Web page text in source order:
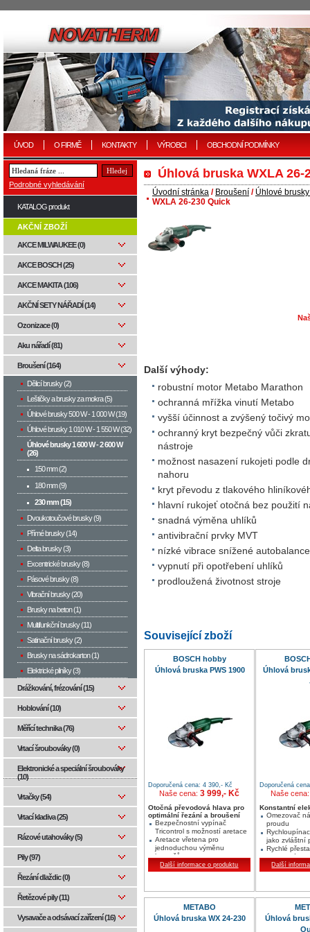
ÚVOD O FIRMĚ KONTAKTY VÝROBCI OBCHODNÍ PODMÍNKY
Úhlová bruska WXLA 26-
Úvodní stránka / Broušení / Úhlové
WXLA 26-230 Quick
Další výhody:
robustní motor Metabo Marathon
ochranná mřížka vinutí Metabo
vyšší účinnost a zvýšený točivý
ochranný kryt bezpečný vůči
nástroje
možnost nasazení rukojeti podle
nahoru
kryt převodu z tlakového
hlavní rukojeť otočná bez použití
snadná výměna uhlíků
antivibrační prvky MVT
nízké vibrace snížené
vypnutí při opotřebení uhlíků
prodloužená životnost stroje
Související zboží
BOSCH hobby
Úhlová bruska PWS 1900
Doporučená cena: 4 390,- Kč
Naše cena: 3 999,- Kč
Otočná převodová hlava pro
optimální řezání a broušení
Bezpečnostní vypínač
Tricontrol s možností aretace
Aretace vřetena pro
jednoduchou výměnu
kotoučů
Tři upevňovací závity pro
přídavnou rukojeť
Další informace o produktu
Úhlová
Doporučená
Naše
Konstantní
Omezovač
proudu
jako zvláštní
Rychlé
ochranného
nástrojů
Další
METABO
Úhlová bruska WX 24-230
Úhlová
Podrobné vyhledávání
KATALOG produkt
AKČNÍ ZBOŽÍ
AKCE MILWAUKEE (0)
AKCE BOSCH (25)
AKCE MAKITA (106)
AKČNÍ SETY NÁŘADÍ (14)
Ozonizace (0)
Aku nářadí (81)
Broušení (164)
Dělicí brusky (2)
Leštičky a brusky za mokra (5)
Úhlové brusky 500 W­ - 1 000 W (19)
Úhlové brusky 1 010 W - 1 550 W (32)
Úhlové brusky 1 600 W - 2 600 W
(26)
150 mm (2)
180 mm (9)
230 mm (15)
Dvoukotoučové brusky (9)
Přímé brusky (14)
Delta brusky (3)
Excentrické brusky (8)
Pásové brusky (8)
Vibrační brusky (20)
Brusky na beton (1)
Multifunkční brusky (11)
Satinační brusky (2)
Brusky na sádrokarton (1)
Elektrické pilníky (3)
Drážkování, frézování (15)
Hoblování (10)
Měřící technika (76)
Vrtací šroubováky (0)
Elektronické a speciální šroubováky
(10)
Vrtačky (54)
Vrtací kladiva (25)
Rázové utahováky (5)
Pily (97)
Řezání dlaždic (0)
Řetězové pily (11)
Vysavače a odsávací zařízení (16)